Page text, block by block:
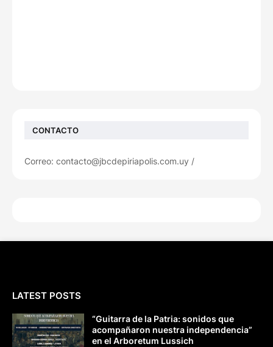
CONTACTO
Correo: contacto@jbcdepiriapolis.com.uy /
LATEST POSTS
“Guitarra de la Patria: sonidos que
acompañaron nuestra independencia”
en el Arboretum Lussich